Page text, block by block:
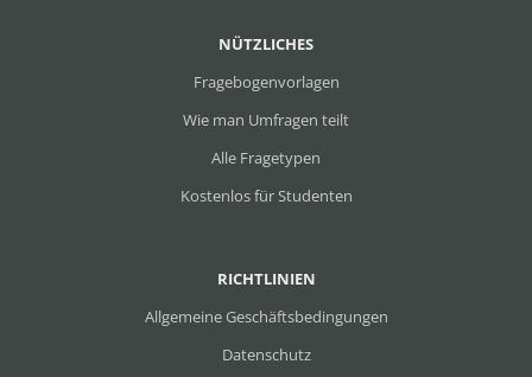
RICHTLINIEN
Allgemeine Geschäftsbedingungen
Datenschutz
NÜTZLICHES
Fragebogenvorlagen
Wie man Umfragen teilt
Alle Fragetypen
Kostenlos für Studenten